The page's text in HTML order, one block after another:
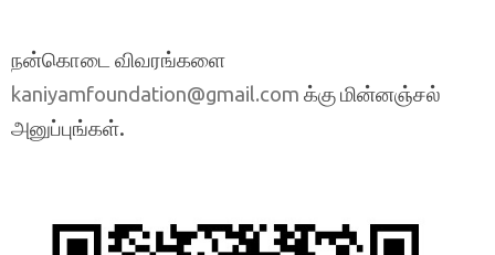
நன்கொடை விவரங்களை
kaniyamfoundation@gmail.com க்கு மின்னஞ்சல்
அனுப்புங்கள்.